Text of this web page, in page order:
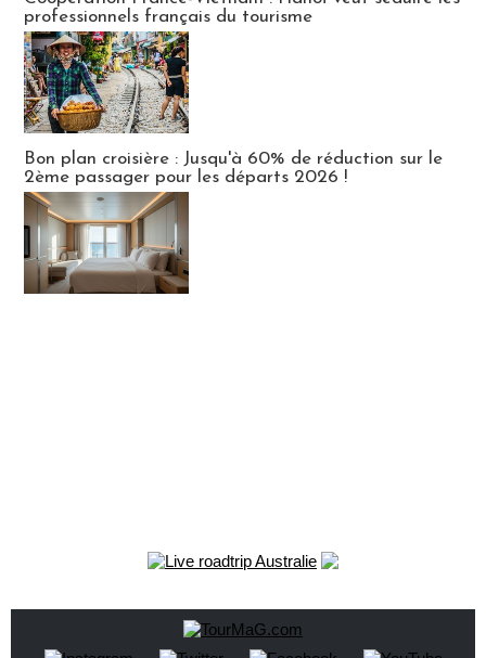
professionnels français du tourisme
Bon plan croisière : Jusqu'à 60% de réduction sur le
2ème passager pour les départs 2026 !